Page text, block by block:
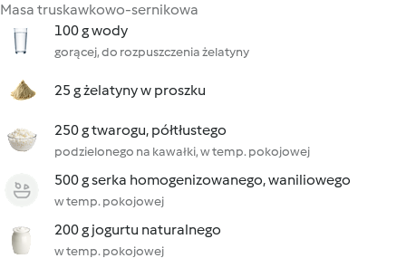
Masa truskawkowo-sernikowa
100 g wody
gorącej, do rozpuszczenia żelatyny
25 g żelatyny w proszku
250 g twarogu, półtłustego
podzielonego na kawałki, w temp. pokojowej
500 g serka homogenizowanego, waniliowego
w temp. pokojowej
200 g jogurtu naturalnego
w temp. pokojowej